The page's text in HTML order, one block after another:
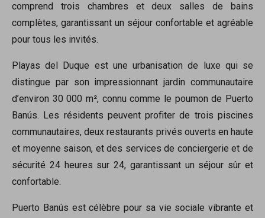
comprend trois chambres et deux salles de bains
complètes, garantissant un séjour confortable et agréable
pour tous les invités.
Playas del Duque est une urbanisation de luxe qui se
distingue par son impressionnant jardin communautaire
d’environ 30 000 m², connu comme le poumon de Puerto
Banús. Les résidents peuvent profiter de trois piscines
communautaires, deux restaurants privés ouverts en haute
et moyenne saison, et des services de conciergerie et de
sécurité 24 heures sur 24, garantissant un séjour sûr et
confortable.
Puerto Banús est célèbre pour sa vie sociale vibrante et